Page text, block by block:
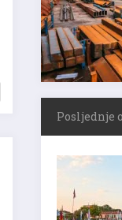
Posljednje